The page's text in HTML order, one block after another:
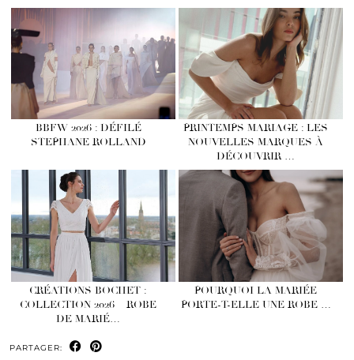
BBFW 2026 : DÉFILÉ
STEPHANE ROLLAND
PRINTEMPS MARIAGE : LES
NOUVELLES MARQUES À
DÉCOUVRIR …
CRÉATIONS BOCHET :
COLLECTION 2026 – ROBE
DE MARIÉ…
POURQUOI LA MARIÉE
PORTE-T-ELLE UNE ROBE …
PARTAGER: